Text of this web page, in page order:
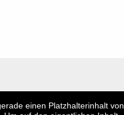
einen Platzhalterinhalt von